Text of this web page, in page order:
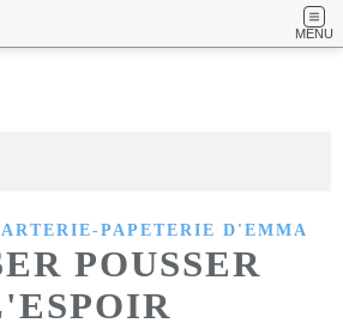
MENU
PAPETERIE D'EMMA
POUSSER